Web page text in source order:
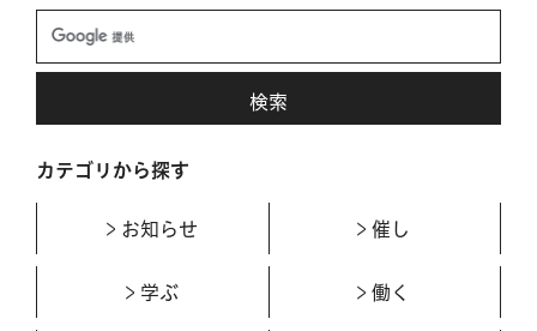
カテゴリから探す
お知らせ 催し
学ぶ 働く